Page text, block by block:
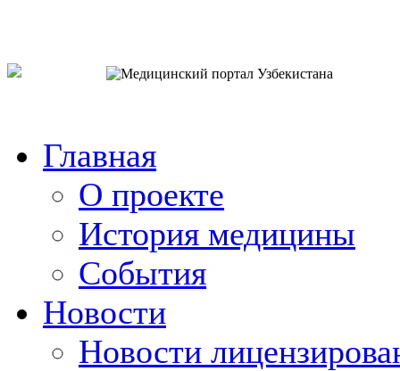
Главная
О проекте
История медицины
События
Новости
Новости